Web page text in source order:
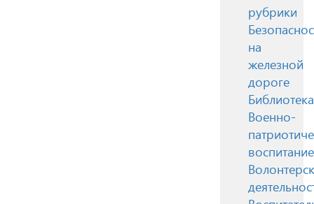
рубрики
на
железной
дороге
Библиотека
Военно-
воспитание